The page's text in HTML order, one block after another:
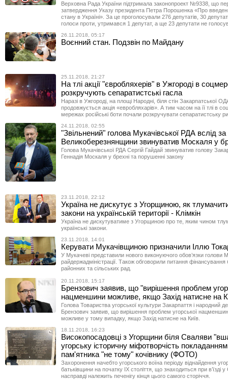
Верховна Рада України підтримала законопроект №9338, що
затвердження Указу президента Петра Порошенка «Про
стану в Україні». За це проголосували 276 депутатів, 30
голоси проти, утримався 1 депутат, а ще 23 депутати не
26.11.2018, 05:17
Воєнний стан. Подзвін по Майдану
25.11.2018, 21:27
На тлі акції "євробляхерів" в Ужгороді в
розкручують сепаратистські гасла
Наразі в Ужгороді, на площі Народні, біля стін Закарпатської
продовжується акція «евробляхарів». А тим часом на її тлі в
мережах російські боти почали розкручувати сепаратистську
24.11.2018, 02:55
"Звільнений" голова Мукачівської РДА вслід
Великоберезнянщини звинуватив Москаля у
Голова Мукачівської РДА Сергій Гайдай звинуватив голову
Геннадія Москаля у брехні та порушенні закону
23.11.2018, 22:12
Україна не дискутує з Угорщиною, як тлумачити
закони на українській території - Клімкін
Україна не дискутуватиме з Угорщиною про те, яким чином
українські закони.
23.11.2018, 14:01
Керувати Мукачівщиною призначили Іллю
У Мукачеві представили нового виконуючого обов’язки голови
райдержадміністрації. Також обговорили питання фінансування
районних та сільських рад.
20.11.2018, 15:17
Брензович заявив, що "вирішення проблем
нацменшини можливе, якщо Захід натисне на
Голова Товариства угорської культури Закарпаття і народний
Брензович заявив, що вирішення проблем угорської
можливе у тому випадку, якщо Захід натисне на Київ.
18.11.2018, 16:23
Високопосадовці з Угорщини біля Сваляви
угорську історичну міфотворчість покладанням
пам'ятника "не тому" кочівнику (ФОТО)
Захоронення начебто угорського воїна періоду віднайдення
батьківщини на початку ІХ століття, що знаходиться при в’їзді
насправді належить печенігу кінця цього самого сторіччя.